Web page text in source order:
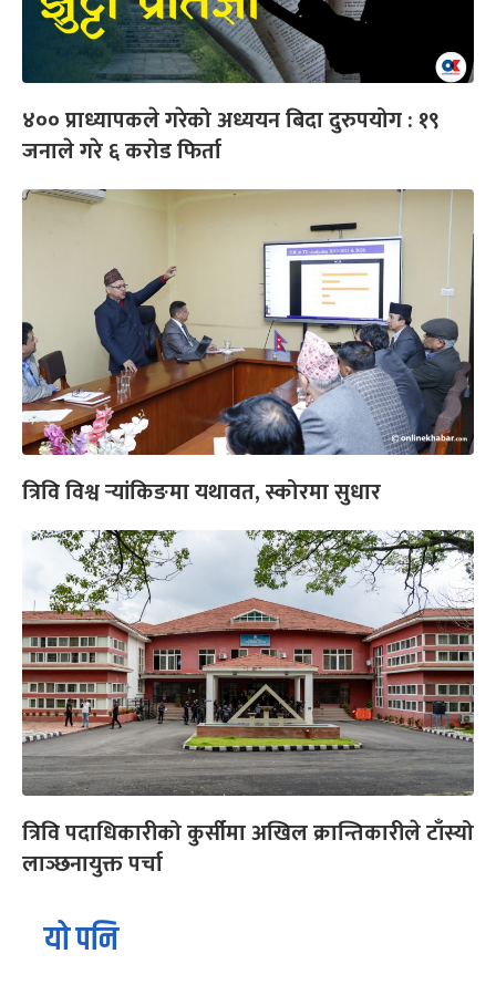
४०० प्राध्यापकले गरेको अध्ययन बिदा दुरुपयोग : १९
जनाले गरे ६ करोड फिर्ता
त्रिवि विश्व र्‍यांकिङमा यथावत, स्कोरमा सुधार
त्रिवि पदाधिकारीको कुर्सीमा अखिल क्रान्तिकारीले टाँस्यो
लाञ्छनायुक्त पर्चा
यो पनि